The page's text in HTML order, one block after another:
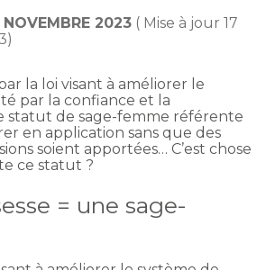
NOVEMBRE 2023 ( Mise à jour 17
la loi visant à améliorer le
par la confiance et la
statut de sage-femme référente
en application sans que des
soient apportées… C’est chose
ce statut ?
= une sage-